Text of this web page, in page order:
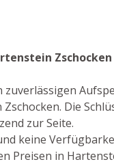
Zschocken
Die
zur Seite.
keine
Preisen in